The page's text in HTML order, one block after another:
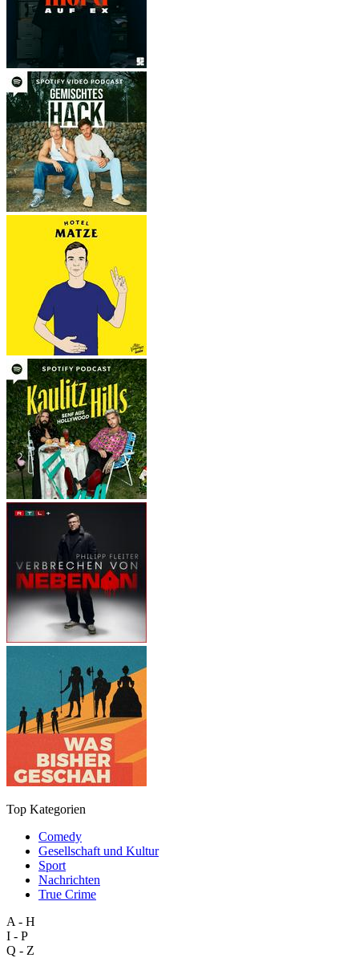
Top Kategorien
Comedy
Gesellschaft und Kultur
Sport
Nachrichten
True Crime
A - H
I - P
Q - Z